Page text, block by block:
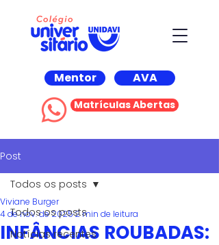
Mentor AVA
Matrículas Abertas
Post
Todos os posts
Notícias recentes
Todos os posts
INFÂNCIAS ROUBADAS:
Viviane Burger
4 de nov. de 20252 min de leitura